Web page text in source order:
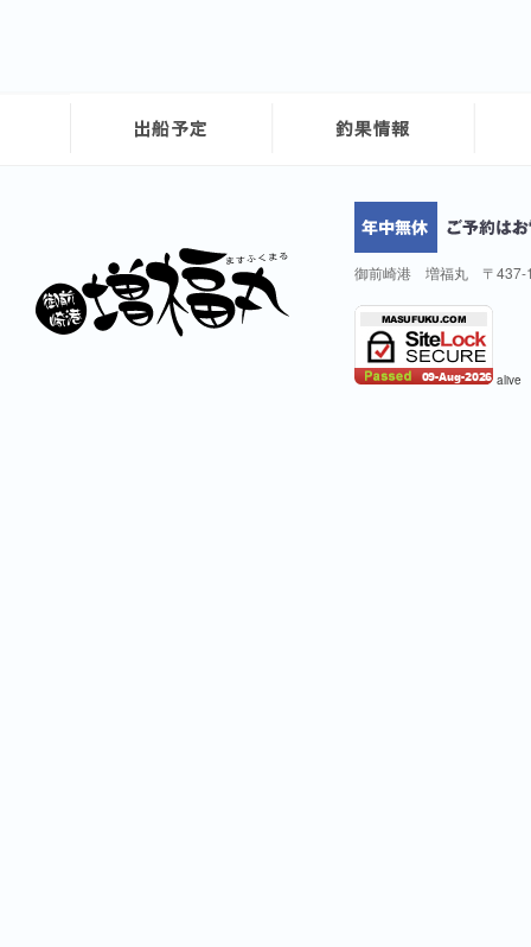
御前崎港 増福丸 〒437-
alive